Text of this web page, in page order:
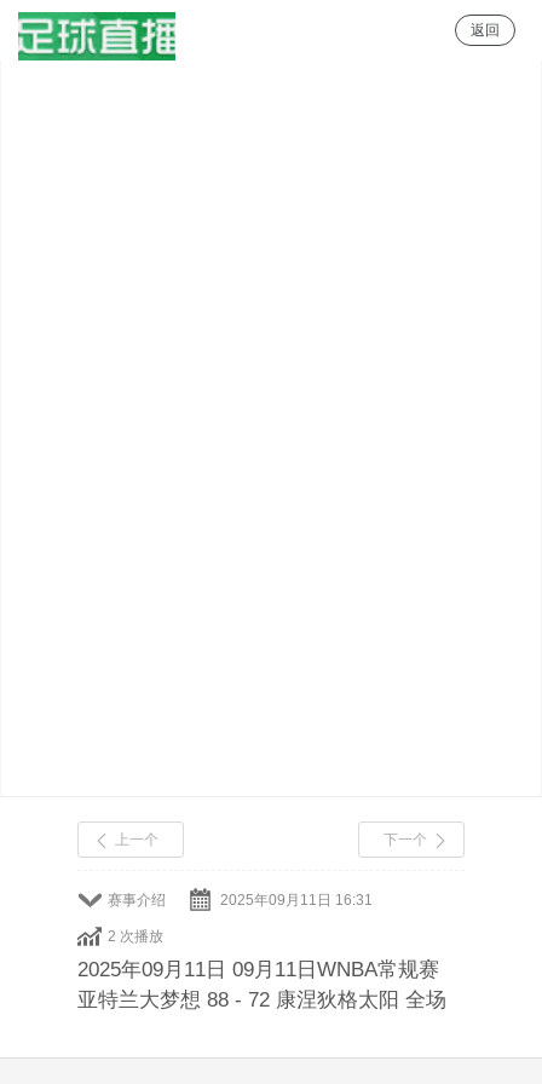
返回
赛事介绍 2025年09月11日 16:31
2 次播放
上一个 下一个
2025年09月11日 09月11日WNBA常规赛
亚特兰大梦想 88 - 72 康涅狄格太阳 全场